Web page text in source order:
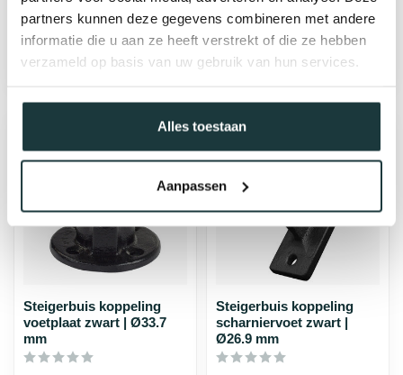
partners kunnen deze gegevens combineren met andere
informatie die u aan ze heeft verstrekt of die ze hebben
verzameld op basis van uw gebruik van hun services.
Alles toestaan
Aanpassen
bij jou bezorgd binnen 2-5
werkdagen
bij jou bezorgd binnen 2-5
werkdagen
Steigerbuis koppeling
voetplaat zwart | Ø33.7
mm
Steigerbuis koppeling
scharniervoet zwart |
Ø26.9 mm